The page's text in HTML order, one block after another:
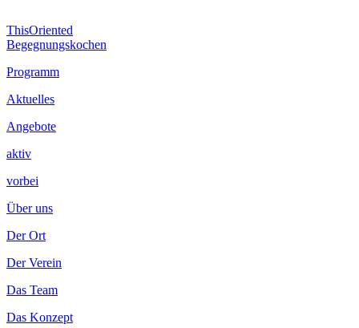
Beitragsnavigation
Vorheriger
Beitrag:
ThisOriented
Nächster
Begegnungskochen
Footer
Inhalt
Programm
Aktuelles
Angebote
aktiv
vorbei
Über uns
Der Ort
Der Verein
Das Team
Das Konzept